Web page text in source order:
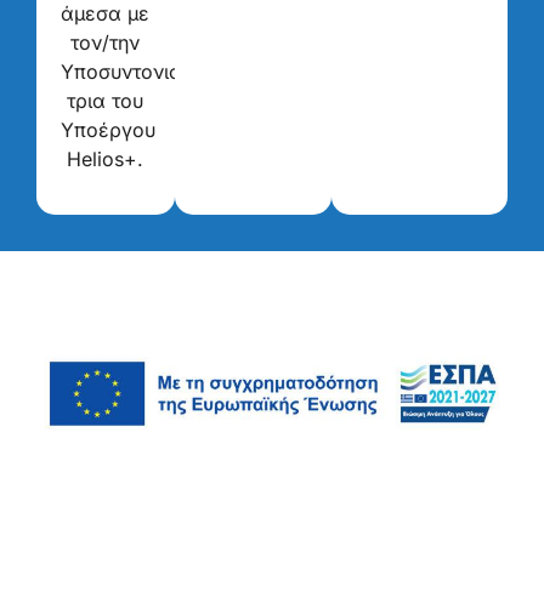
άμεσα με
τον/την
Υποσυντονιστή/
τρια του
Υποέργου
Helios+.